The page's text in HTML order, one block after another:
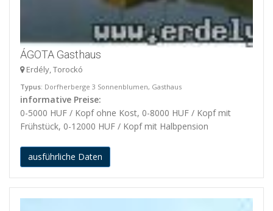
ÁGOTA Gasthaus
Erdély, Torockó
Typus: Dorfherberge 3 Sonnenblumen, Gasthaus
informative Preise:
0-5000 HUF / Kopf ohne Kost, 0-8000 HUF / Kopf mit
Frühstück, 0-12000 HUF / Kopf mit Halbpension
ausführliche Daten